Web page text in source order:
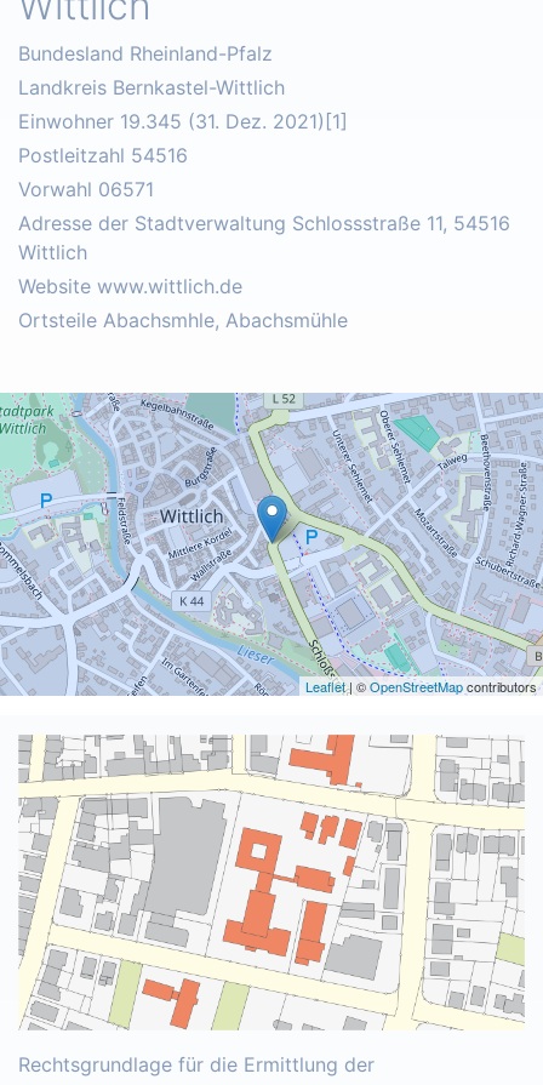
Bundesland Rheinland-Pfalz
Landkreis Bernkastel-Wittlich
Einwohner 19.345 (31. Dez. 2021)[1]
Postleitzahl 54516
Vorwahl 06571
Adresse der Stadtverwaltung Schlossstraße 11, 54516
Wittlich
Website www.wittlich.de
Ortsteile Abachsmhle, Abachsmühle
Leaflet| ©OpenStreetMapcontributors
Rechtsgrundlage für die Ermittlung der